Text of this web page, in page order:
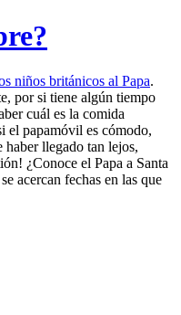
niños británicos al Papa.
por si tiene algún tiempo
cuál es la comida
el papamóvil es cómodo,
haber llegado tan lejos,
¿Conoce el Papa a Santa
acercan fechas en las que